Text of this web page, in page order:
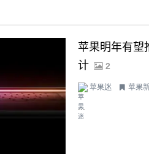
苹果明年有望
计
2
苹果迷 苹果
...